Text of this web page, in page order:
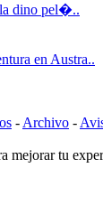
dino pel�..
en Austra..
- Archivo -
mejorar tu